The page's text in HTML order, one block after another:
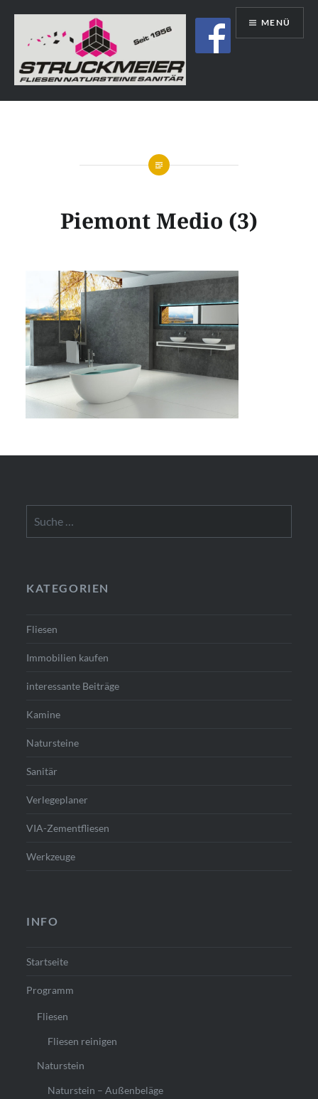
Inhalt
Struckmeier | Fliesen | Natursteine |
MENÜ
Piemont Medio (3)
nach:
KATEGORIEN
Fliesen
Immobilien kaufen
interessante Beiträge
Kamine
Natursteine
Sanitär
Verlegeplaner
VIA-Zementfliesen
Werkzeuge
INFO
Startseite
Programm
Fliesen
Fliesen reinigen
Naturstein
Naturstein – Außenbeläge